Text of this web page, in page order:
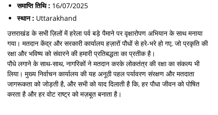
समाप्ति तिथि : 16/07/2025
स्थान : Uttarakhand
उत्तराखंड के सभी ज़िलों में हरेला पर्व बड़े पैमाने पर वृक्षारोपण अभियान के साथ मनाया
गया। मतदान केंद्र और सरकारी कार्यालय हज़ारों पौधों से हरे-भरे हो गए, जो प्रकृति की
रक्षा और भविष्य को संवारने की हमारी प्रतिबद्धता का प्रतीक है।
पौधे लगाने के साथ-साथ, नागरिकों ने मतदान करके लोकतंत्र की रक्षा का संकल्प भी
लिया। मुख्य निर्वाचन कार्यालय की यह अनूठी पहल पर्यावरण संरक्षण और मतदाता
जागरूकता को जोड़ती है, और सभी को याद दिलाती है कि, हर पौधा जीवन को पोषित
करता है और हर वोट राष्ट्र को मज़बूत बनाता है।